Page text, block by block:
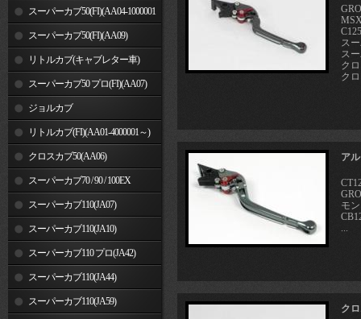
～) スーパーカブ50(FI)(AA04-1000001
～) スーパーカブ50(FI)(AA09)
リトルカブ(キャブレター車)
スーパーカブ50 プロ(FI)(AA07)
ジョルカブ
リトルカブ(FI)(AA01-4000001～)
クロスカブ50(AA06)
スーパーカブ70 / 90 / 100EX
スーパーカブ110(JA07)
スーパーカブ110(JA10)
スーパーカブ110 プロ(JA42)
スーパーカブ110(JA44)
スーパーカブ110(JA59)
C125
ス
ス
ク
ク
ア
モ
...
ク